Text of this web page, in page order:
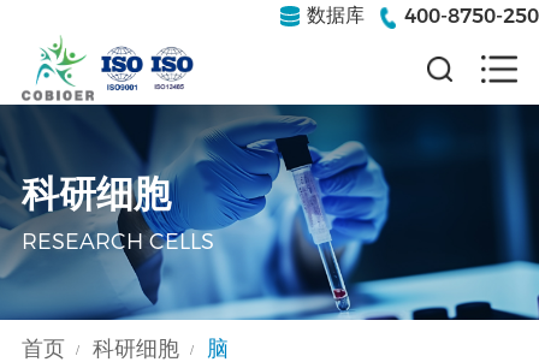
数据库 400-8750-250
科研细胞
RESEARCH CELLS
首页 / 科研细胞 / 脑